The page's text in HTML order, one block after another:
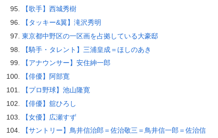
【歌手】西城秀樹
【タッキー&翼】滝沢秀明
東京都中野区の一区画を占拠している大豪邸
【騎手・タレント】三浦皇成＝ほしのあき
【アナウンサー】安住紳一郎
【俳優】阿部寛
【プロ野球】池山隆寛
【俳優】舘ひろし
【女優】広瀬すず
【サントリー】鳥井信治郎＝佐治敬三＝鳥井信一郎＝佐治信